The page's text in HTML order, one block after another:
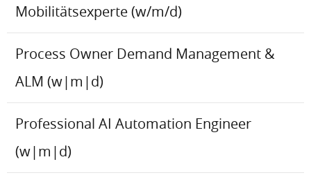
Mobilitätsexperte (w/m/d)
Process Owner Demand Management &
ALM (w|m|d)
Professional AI Automation Engineer
(w|m|d)